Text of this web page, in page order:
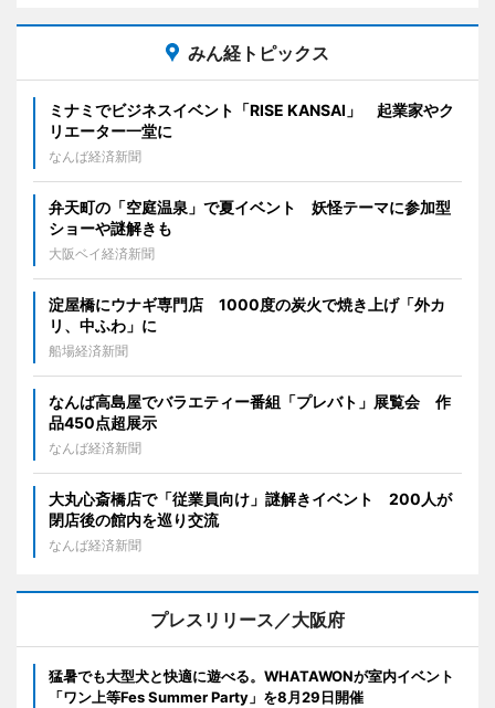
みん経トピックス
ミナミでビジネスイベント「RISE KANSAI」 起業家やク
リエーター一堂に
なんば経済新聞
弁天町の「空庭温泉」で夏イベント 妖怪テーマに参加型
ショーや謎解きも
大阪ベイ経済新聞
淀屋橋にウナギ専門店 1000度の炭火で焼き上げ「外カ
リ、中ふわ」に
船場経済新聞
なんば高島屋でバラエティー番組「プレバト」展覧会 作
品450点超展示
なんば経済新聞
大丸心斎橋店で「従業員向け」謎解きイベント 200人が
閉店後の館内を巡り交流
なんば経済新聞
プレスリリース／大阪府
猛暑でも大型犬と快適に遊べる。WHATAWONが室内イベント
「ワン上等Fes Summer Party」を8月29日開催